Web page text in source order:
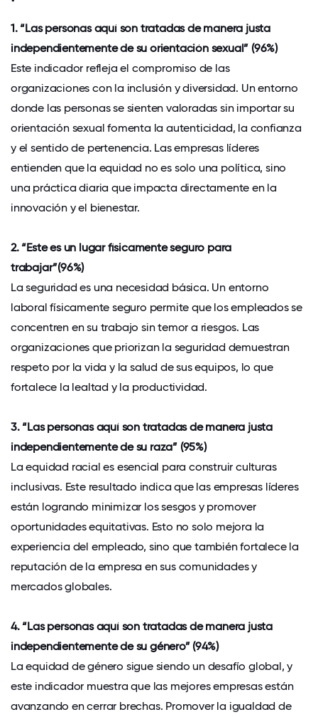
1. “Las personas aquí son tratadas de manera justa
independientemente de su orientación sexual” (96%)
Este indicador refleja el compromiso de las
organizaciones con la inclusión y diversidad. Un entorno
donde las personas se sienten valoradas sin importar su
orientación sexual fomenta la autenticidad, la confianza
y el sentido de pertenencia. Las empresas líderes
entienden que la equidad no es solo una política, sino
una práctica diaria que impacta directamente en la
innovación y el bienestar.
2. “Este es un lugar físicamente seguro para
trabajar”(96%)
La seguridad es una necesidad básica. Un entorno
laboral físicamente seguro permite que los empleados se
concentren en su trabajo sin temor a riesgos. Las
organizaciones que priorizan la seguridad demuestran
respeto por la vida y la salud de sus equipos, lo que
fortalece la lealtad y la productividad.
3. “Las personas aquí son tratadas de manera justa
independientemente de su raza” (95%)
La equidad racial es esencial para construir culturas
inclusivas. Este resultado indica que las empresas líderes
están logrando minimizar los sesgos y promover
oportunidades equitativas. Esto no solo mejora la
experiencia del empleado, sino que también fortalece la
reputación de la empresa en sus comunidades y
mercados globales.
4. “Las personas aquí son tratadas de manera justa
independientemente de su género” (94%)
La equidad de género sigue siendo un desafío global, y
este indicador muestra que las mejores empresas están
avanzando en cerrar brechas. Promover la igualdad de